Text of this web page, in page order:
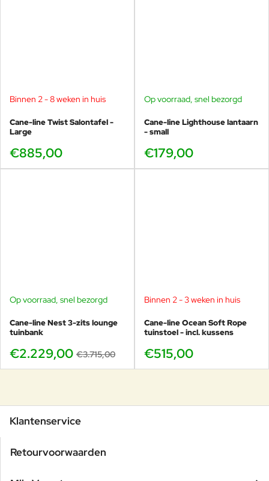
Binnen 2 - 8 weken in huis
Cane-line Twist Salontafel -
Large
€885,00
Op voorraad, snel bezorgd
Cane-line Lighthouse lantaarn
- small
€179,00
-40%
Op voorraad, snel bezorgd
Cane-line Nest 3-zits lounge
tuinbank
€2.229,00 €3.715,00
Binnen 2 - 3 weken in huis
Cane-line Ocean Soft Rope
tuinstoel - incl. kussens
€515,00
Klantenservice
Retourvoorwaarden